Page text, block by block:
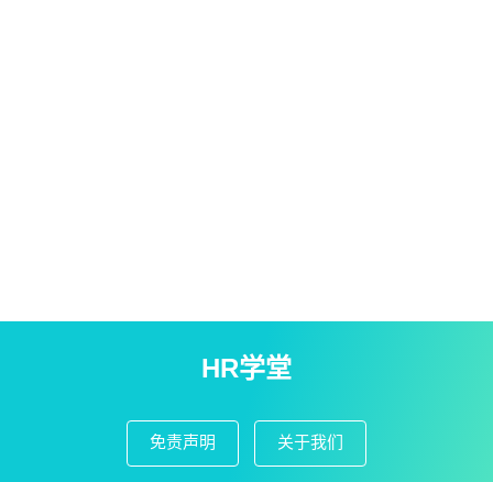
HR学堂
免责声明 关于我们